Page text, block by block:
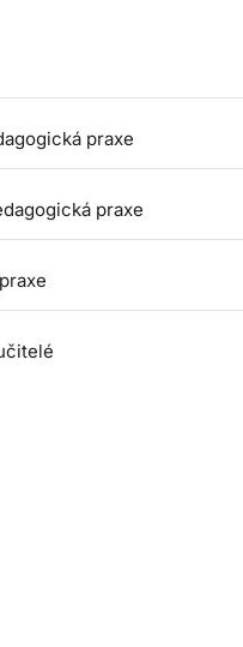
praxe
praxe